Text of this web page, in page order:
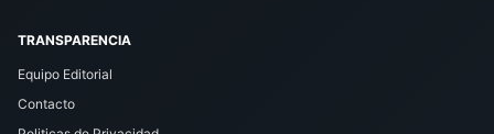
TRANSPARENCIA
Equipo Editorial
Contacto